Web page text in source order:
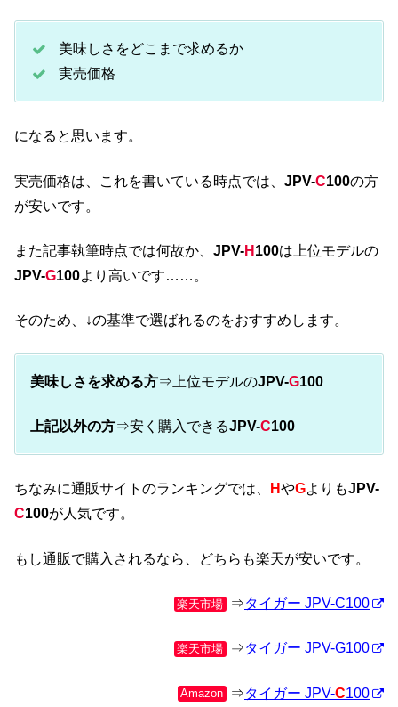
美味しさをどこまで求めるか
実売価格
になると思います。
実売価格は、これを書いている時点では、 JPV-C100の方
が安いです。
また記事執筆時点では何故か、 JPV-H 100は上位モデルの
JPV-G100より高いです……。
そのため、↓の基準で選ばれるのをおすすめします。
美味しさを求める方⇒上位モデルのJPV-G100
上記以外の方⇒安く購入できるJPV-C100
ちなみに通販サイトのランキングでは、 HやGよりもJPV-
C100が人気です。
もし通販で購入されるなら、どちらも楽天が安いです。
楽天市場 ⇒タイガー JPV-C100
楽天市場 ⇒タイガー JPV-G100
Amazon ⇒タイガー JPV-C100